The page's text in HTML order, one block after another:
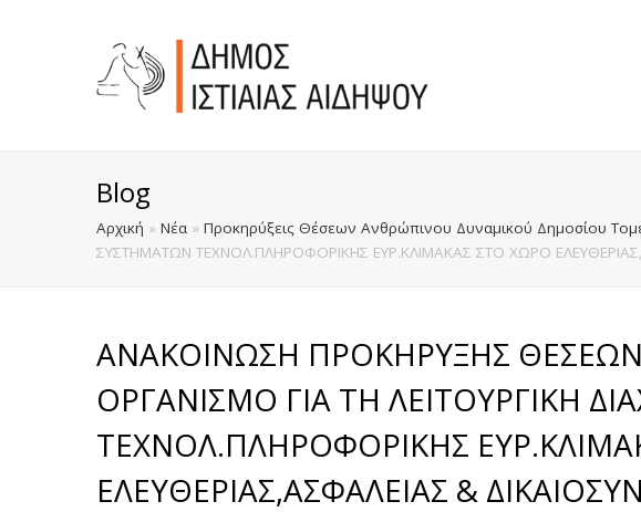
Blog
Αρχική » Νέα » Προκηρύξεις Θέσεων Ανθρώπινου Δυναμικού Δημοσίου
ΣΥΣΤΗΜΑΤΩΝ ΤΕΧΝΟΛ.ΠΛΗΡΟΦΟΡΙΚΗΣ ΕΥΡ.ΚΛΙΜΑΚΑΣ ΣΤΟ ΧΩΡΟ
ΑΝΑΚΟΙΝΩΣΗ ΠΡΟΚΗΡΥΞΗΣ
ΟΡΓΑΝΙΣΜΟ ΓΙΑ ΤΗ ΛΕΙΤΟΥΡΓΙΚΗ
ΤΕΧΝΟΛ.ΠΛΗΡΟΦΟΡΙΚΗΣ
ΕΛΕΥΘΕΡΙΑΣ,ΑΣΦΑΛΕΙΑΣ &